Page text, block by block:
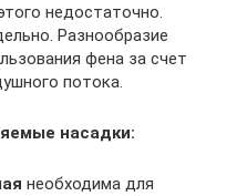
недостаточно.
Разнообразие
фена за счет
потока.
насадки:
необходима для